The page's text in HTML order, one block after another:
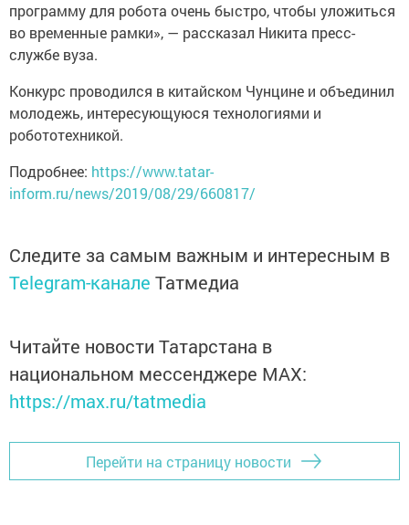
программу для робота очень быстро, чтобы уложиться
во временные рамки», — рассказал Никита пресс-
службе вуза.
Конкурс проводился в китайском Чунцине и объединил
молодежь, интересующуюся технологиями и
робототехникой.
Подробнее: https://www.tatar-
inform.ru/news/2019/08/29/660817/
Следите за самым важным и интересным в
Telegram-канале Татмедиа
Читайте новости Татарстана в
национальном мессенджере MАХ:
https://max.ru/tatmedia
Перейти на страницу новости